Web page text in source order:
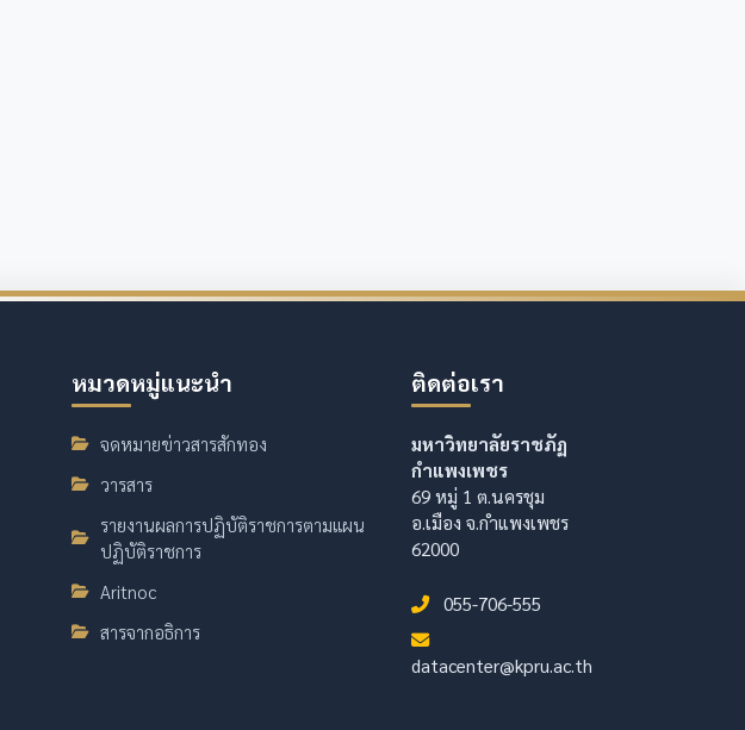
หมวดหมู่แนะนำ
จดหมายข่าวสารสักทอง
วารสาร
รายงานผลการปฏิบัติราชการตามแผน
ปฏิบัติราชการ
Aritnoc
สารจากอธิการ
ติดต่อเรา
มหาวิทยาลัยราชภัฏ
กำแพงเพชร
69 หมู่ 1 ต.นครชุม
อ.เมือง จ.กำแพงเพชร
62000
055-706-555
datacenter@kpru.ac.th